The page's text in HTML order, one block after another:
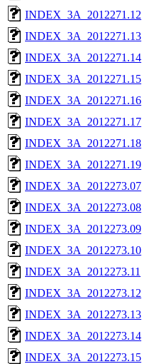
INDEX_3A_2012271.12
INDEX_3A_2012271.13
INDEX_3A_2012271.14
INDEX_3A_2012271.15
INDEX_3A_2012271.16
INDEX_3A_2012271.17
INDEX_3A_2012271.18
INDEX_3A_2012271.19
INDEX_3A_2012273.07
INDEX_3A_2012273.08
INDEX_3A_2012273.09
INDEX_3A_2012273.10
INDEX_3A_2012273.11
INDEX_3A_2012273.12
INDEX_3A_2012273.13
INDEX_3A_2012273.14
INDEX_3A_2012273.15